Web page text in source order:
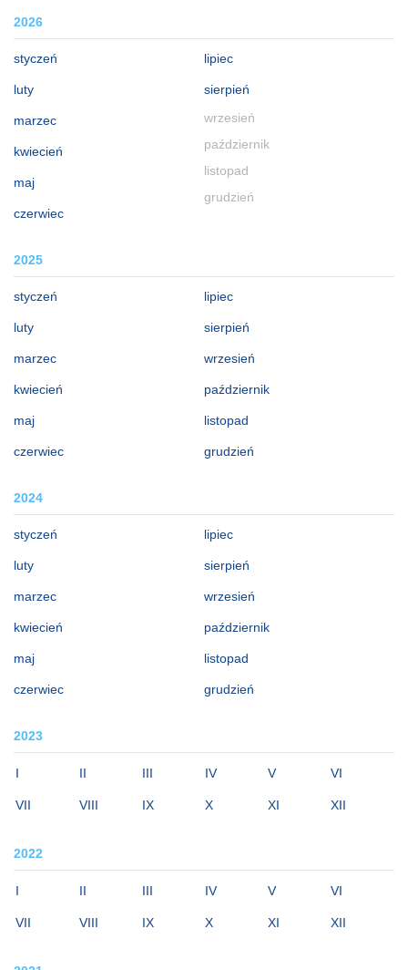
2026
styczeń
luty
marzec
kwiecień
maj
czerwiec
lipiec
sierpień
wrzesień
październik
listopad
grudzień
2025
styczeń
luty
marzec
kwiecień
maj
czerwiec
lipiec
sierpień
wrzesień
październik
listopad
grudzień
2024
styczeń
luty
marzec
kwiecień
maj
czerwiec
lipiec
sierpień
wrzesień
październik
listopad
grudzień
2023
I II III IV V VI
VII VIII IX X XI XII
2022
I II III IV V VI
VII VIII IX X XI XII